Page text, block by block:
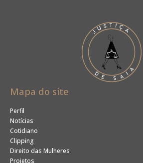
Mapa do site
Perfil
Notícias
Cotidiano
Clipping
Direito das Mulheres
Projetos